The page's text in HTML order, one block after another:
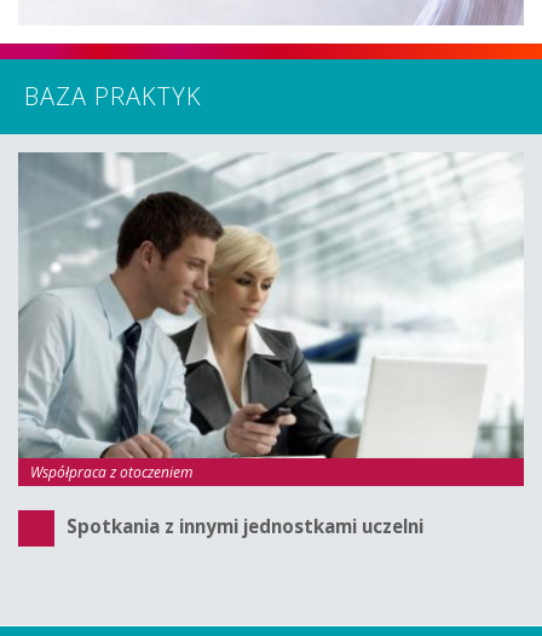
BAZA PRAKTYK
Współpraca z otoczeniem
Spotkania z innymi jednostkami uczelni